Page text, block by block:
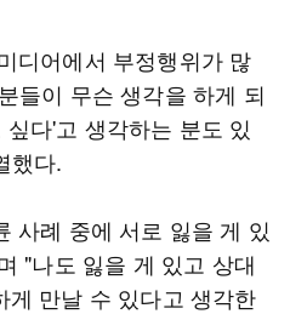
디어에서 부정행위가 많
들이 무슨 생각을 하게 되
다'고 생각하는 분도 있
했다.
사례 중에 서로 잃을 게 있
"나도 잃을 게 있고 상대
게 만날 수 있다고 생각한